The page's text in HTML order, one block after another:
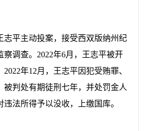
平主动投案，接受西双版纳州纪
察调查。2022年6月，王志平被开
年12月，王志平因犯受贿罪、
被判处有期徒刑七年，并处罚金人
违法所得予以没收，上缴国库。